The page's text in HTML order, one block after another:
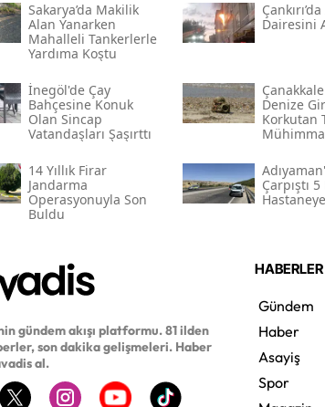
Sakarya’da Makilik
Alan Yanarken
Mahalleli Tankerlerle
Yardıma Koştu
Dairesini
İnegöl'de Çay
Bahçesine Konuk
Olan Sincap
Vatandaşları Şaşırttı
Denize
Korkutan
14 Yıllık Firar
Jandarma
Operasyonuyla Son
Buldu
Çarpıştı
gündem akışı platformu. 81 ilden
son dakika gelişmeleri. Haber
al.
HABERLER
Gündem
Haber
Asayiş
Spor